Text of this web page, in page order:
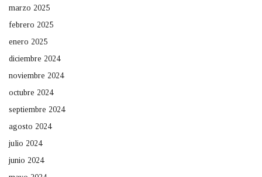
marzo 2025
febrero 2025
enero 2025
diciembre 2024
noviembre 2024
octubre 2024
septiembre 2024
agosto 2024
julio 2024
junio 2024